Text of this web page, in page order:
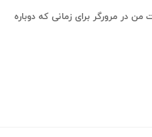
من در مرورگر برای زمانی که دوباره